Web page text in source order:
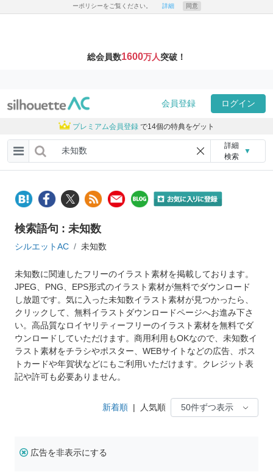
ーポリシーをご覧ください。 詳細 同意
総会員数1600万人突破！
会員登録 ログイン
プレミアム会員登録 で14個の特典をゲット
詳細
検索
▼
検索語句 : 未知数
シルエットAC 未知数
未知数に関連したフリーのイラスト素材を掲載しております。
JPEG、PNG、EPS形式のイラスト素材が無料でダウンロード
し放題です。気に入った未知数イラスト素材が見つかったら、
クリックして、無料イラストダウンロードページへお進み下さ
い。高品質なロイヤリティーフリーのイラスト素材を無料でダ
ウンロードしていただけます。商用利用もOKなので、未知数イ
ラスト素材をチラシやポスター、WEBサイトなどの広告、ポス
トカードや年賀状などにもご利用いただけます。クレジット表
記や許可も必要ありません。
新着順 | 人気順
広告を非表示にする